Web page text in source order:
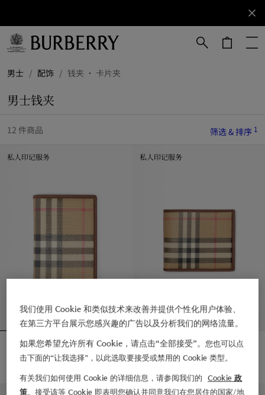
订阅获取
Burberry
品牌资
男士 / 配饰 / 钱夹 · 卡片夹
男士钱夹
12 件商品 筛选 & 排序 1
私人印记服务
格纹护照夹
¥3,075.00
格纹护照夹, ¥3,075.00
私人印记服务
格纹双折钱夹
¥3,800.00
格纹双折钱夹, ¥3,800.00
我们使用 Cookie 和类似技术来改善并提供个性化用户体验、
在第三方平台展示您感兴趣的广告以及分析我们的网络流量。
如果您希望允许所有 Cookie，请点击“全部接受”。您也可以点
击下面的“让我选择”，以此选取要接受或禁用的 Cookie 类型。
有关我们如何使用 Cookie 的详细信息，请参阅我们的
Cookie 政
策。接受该等 Cookie 即表明您确认并同意我们在您居住的国家/地